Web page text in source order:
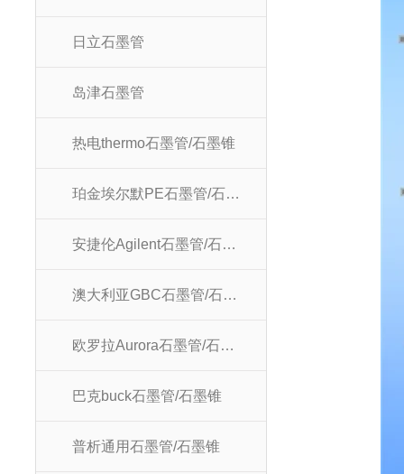
日立石墨管
岛津石墨管
热电thermo石墨管/石墨锥
珀金埃尔默PE石墨管/石墨锥
安捷伦Agilent石墨管/石墨锥
澳大利亚GBC石墨管/石墨锥
欧罗拉Aurora石墨管/石墨锥
巴克buck石墨管/石墨锥
普析通用石墨管/石墨锥